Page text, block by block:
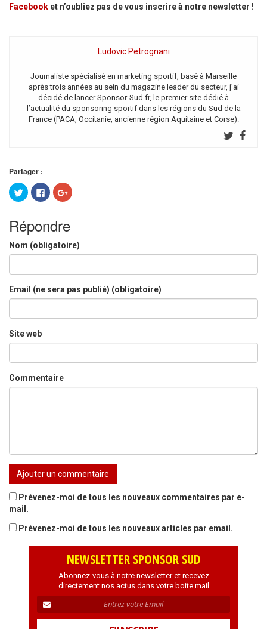
Facebook et n’oubliez pas de vous inscrire à notre newsletter !
Ludovic Petrognani
Journaliste spécialisé en marketing sportif, basé à Marseille
après trois années au sein du magazine leader du secteur, j’ai
décidé de lancer Sponsor-Sud.fr, le premier site dédié à
l’actualité du sponsoring sportif dans les régions du Sud de la
France (PACA, Occitanie, ancienne région Aquitaine et Corse).
Partager :
Cliquez
pour
partager
Twitter(ouvre
dans
une
nouvelle
fenêtre)
Cliquez
pour
partager
Facebook(ouvre
dans
une
nouvelle
fenêtre)
Cliquez
pour
(ouvre
dans
une
nouvelle
fenêtre)
Répondre
Nom (obligatoire)
Email (ne sera pas publié) (obligatoire)
Site web
Commentaire
Prévenez-moi de tous les nouveaux commentaires par e-
mail.
Prévenez-moi de tous les nouveaux articles par email.
NEWSLETTER SPONSOR SUD
Abonnez-vous à notre newsletter et recevez
directement nos actus dans votre boite mail